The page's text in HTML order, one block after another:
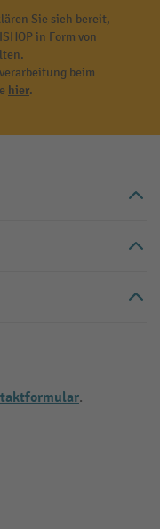
Sie sich bereit,
in Form von
beim
hier.
.